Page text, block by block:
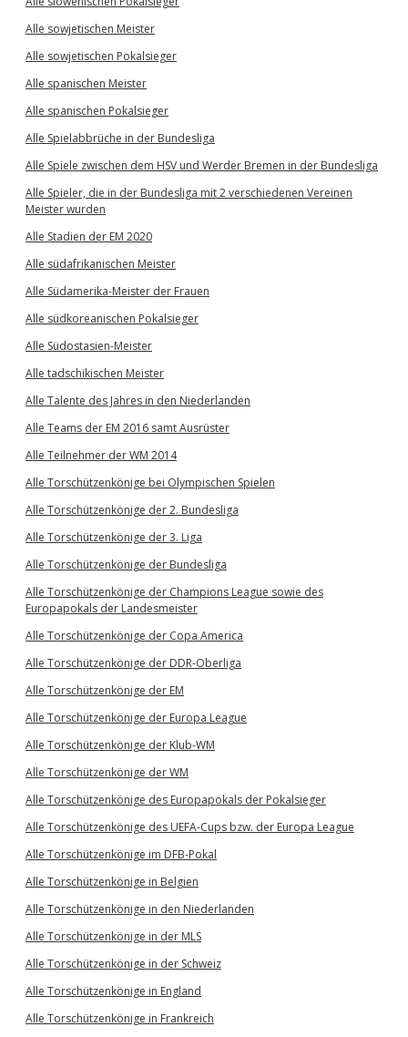
Alle sowjetischen Meister
Alle sowjetischen Pokalsieger
Alle spanischen Meister
Alle spanischen Pokalsieger
Alle Spielabbrüche in der Bundesliga
Alle Spiele zwischen dem HSV und Werder Bremen in der Bundesliga
Alle Spieler, die in der Bundesliga mit 2 verschiedenen Vereinen
Meister wurden
Alle Stadien der EM 2020
Alle südafrikanischen Meister
Alle Südamerika-Meister der Frauen
Alle südkoreanischen Pokalsieger
Alle Südostasien-Meister
Alle tadschikischen Meister
Alle Talente des Jahres in den Niederlanden
Alle Teams der EM 2016 samt Ausrüster
Alle Teilnehmer der WM 2014
Alle Torschützenkönige bei Olympischen Spielen
Alle Torschützenkönige der 2. Bundesliga
Alle Torschützenkönige der 3. Liga
Alle Torschützenkönige der Bundesliga
Alle Torschützenkönige der Champions League sowie des
Europapokals der Landesmeister
Alle Torschützenkönige der Copa America
Alle Torschützenkönige der DDR-Oberliga
Alle Torschützenkönige der EM
Alle Torschützenkönige der Europa League
Alle Torschützenkönige der Klub-WM
Alle Torschützenkönige der WM
Alle Torschützenkönige des Europapokals der Pokalsieger
Alle Torschützenkönige des UEFA-Cups bzw. der Europa League
Alle Torschützenkönige im DFB-Pokal
Alle Torschützenkönige in Belgien
Alle Torschützenkönige in den Niederlanden
Alle Torschützenkönige in der MLS
Alle Torschützenkönige in der Schweiz
Alle Torschützenkönige in England
Alle Torschützenkönige in Frankreich